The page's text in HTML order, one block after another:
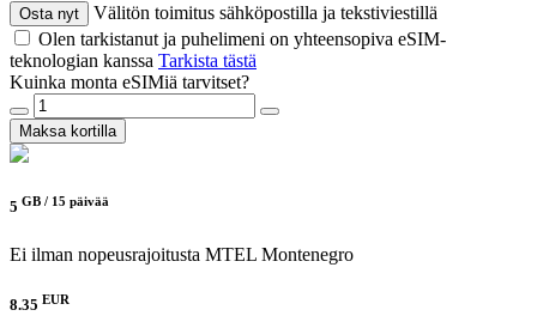
Osta nyt
Välitön toimitus sähköpostilla ja tekstiviestillä
Olen tarkistanut ja puhelimeni on yhteensopiva eSIM-
teknologian kanssa Tarkista tästä
Kuinka monta eSIMiä tarvitset?
Maksa kortilla
5 GB / 15 päivää
Ei ilman nopeusrajoitusta MTEL Montenegro
8.35 EUR